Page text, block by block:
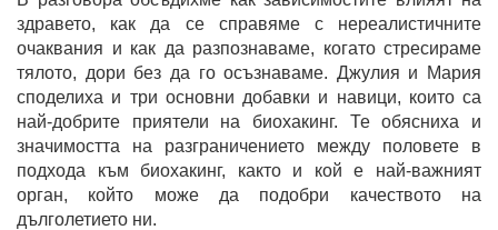
здравето, как да се справяме с нереалистичните
очаквания и как да разпознаваме, когато стресираме
тялото, дори без да го осъзнаваме. Джулия и Мария
споделиха и три основни добавки и навици, които са
най-добрите приятели на биохакинг. Те обясниха и
значимостта на разграничението между половете в
подхода към биохакинг, както и кой е най-важният
орган, който може да подобри качеството на
дълголетието ни.